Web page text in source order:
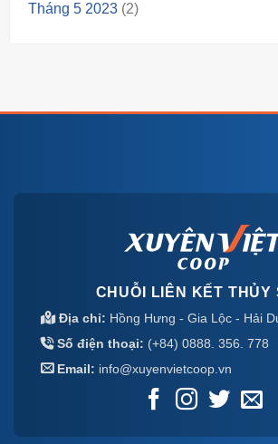
Tháng 5 2023(2)
CHUỖI LIÊN KẾT THỦY
Địa chỉ: Hồng Hưng - Gia Lộc - Hải
Số điện thoại: (+84) 0888. 356. 778
Email: info@xuyenvietcoop.vn